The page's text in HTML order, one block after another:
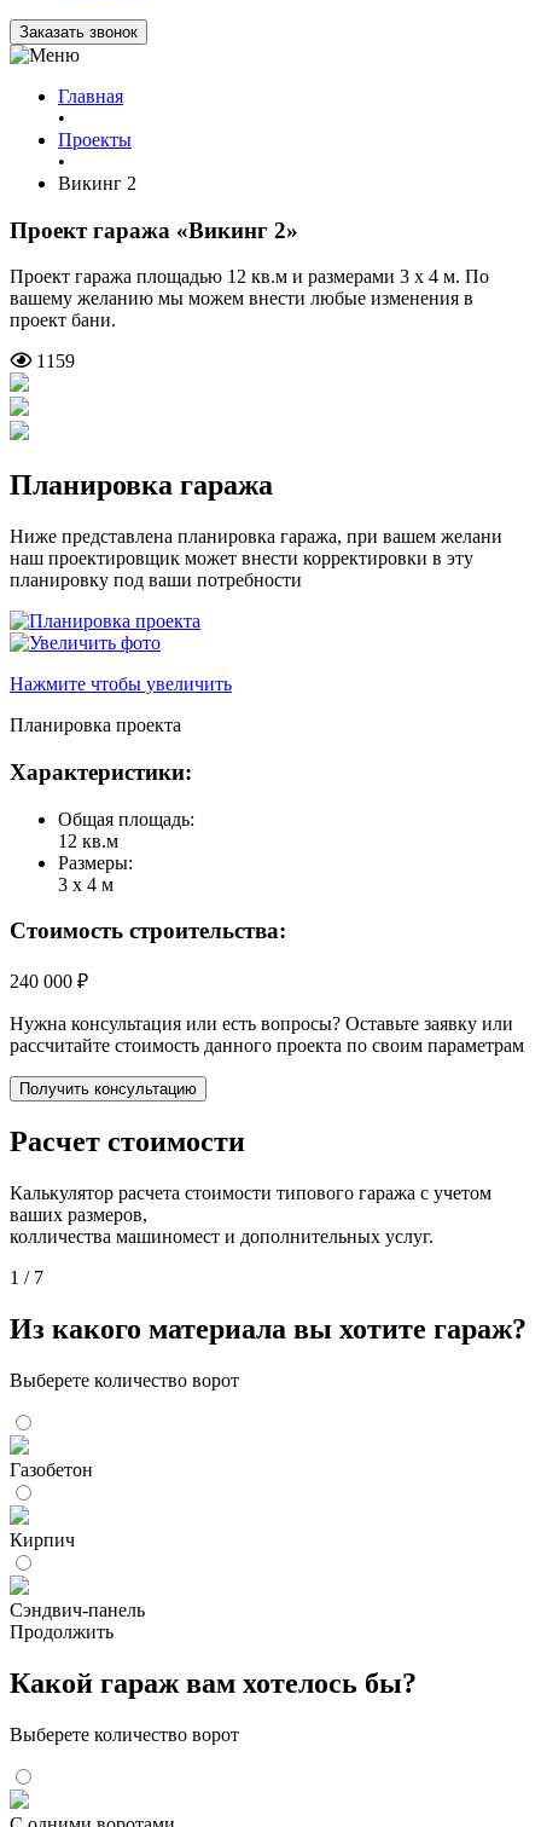
Заказать звонок
Главная
•
Проекты
•
Викинг 2
Проект гаража «Викинг 2»
Проект гаража площадью 12 кв.м и размерами 3 х 4 м. По
вашему желанию мы можем внести любые изменения в
проект бани.
1159
Планировка гаража
Ниже представлена планировка гаража, при вашем желани
наш проектировщик может внести корректировки в эту
планировку под ваши потребности
Нажмите чтобы увеличить
Планировка проекта
Характеристики:
Общая площадь:
12 кв.м
Размеры:
3 х 4 м
Стоимость строительства:
240 000 ₽
Нужна консультация или есть вопросы? Оставьте заявку или
рассчитайте стоимость данного проекта по своим параметрам
Получить консультацию
Расчет стоимости
Калькулятор расчета стоимости типового гаража с учетом
ваших размеров,
колличества машиномест и дополнительных услуг.
1 / 7
Из какого материала вы хотите гараж?
Выберете количество ворот
Газобетон
Кирпич
Сэндвич-панель
Продолжить
Какой гараж вам хотелось бы?
Выберете количество ворот